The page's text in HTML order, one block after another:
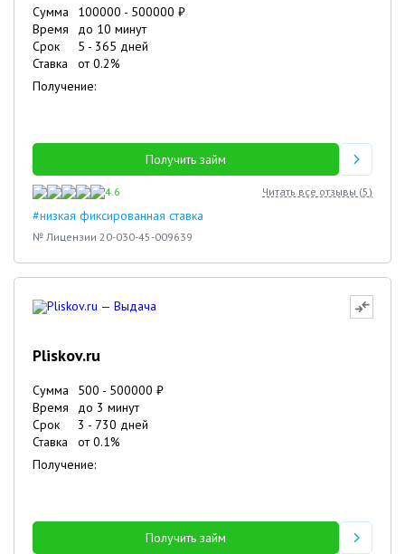
Сумма 100000 - 500000 ₽
Время
до 10 минут
Срок
5 - 365 дней
Ставка
от0.2%
Получение:
Получить займ
4.6 Читать все отзывы (5)
#низкая фиксированная ставка
№ Лицензии 20-030-45-009639
Pliskov.ru
Сумма 500 - 500000 ₽
Время
до 3 минут
Срок
3 - 730 дней
Ставка
от0.1%
Получение:
Получить займ